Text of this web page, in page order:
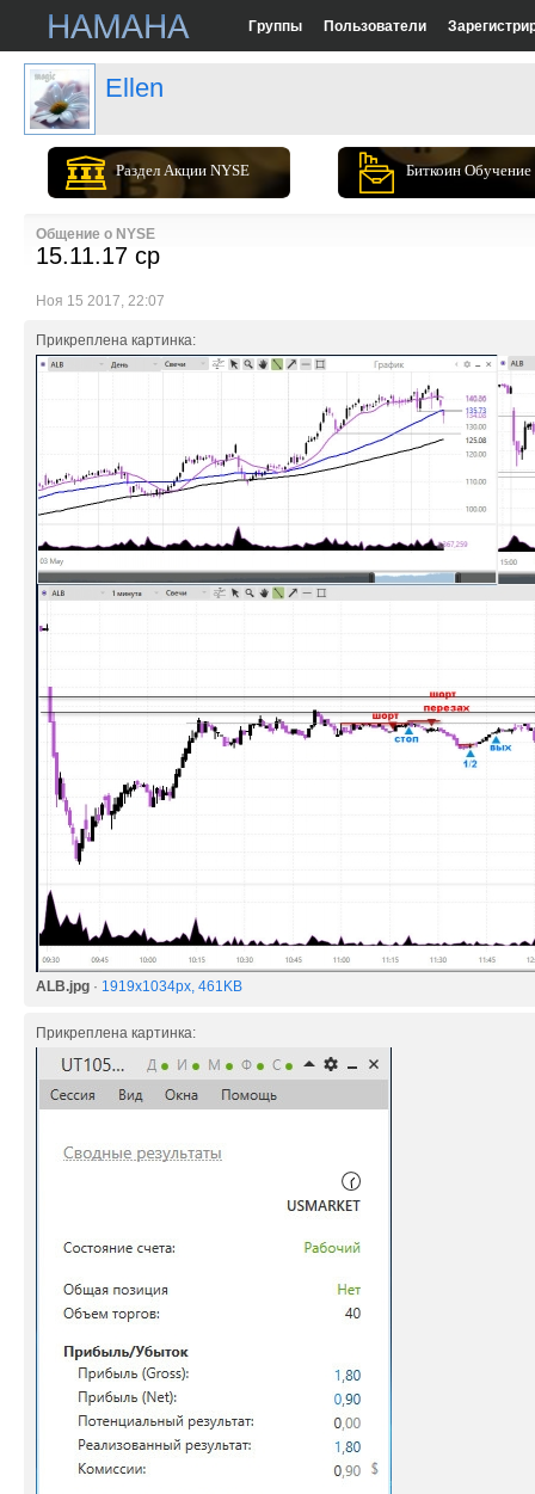
Группы Пользователи
Ellen
Раздел Акции NYSE Биткоин Обучение
Общение о NYSE
15.11.17 ср
Ноя 15 2017, 22:07
Прикреплена картинка:
ALB.jpg · 1919x1034px, 461KB
Прикреплена картинка: